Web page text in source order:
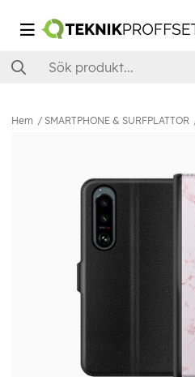
Hem SMARTPHONE & SURFPLATTOR